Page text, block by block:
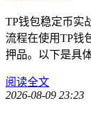
TP钱包稳定币实
流程在使用TP钱
押品。以下是具
阅读全文
2026-08-09 23:23